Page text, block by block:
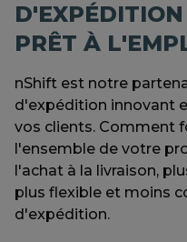
PRÊT À
nShift est notre
d'expédition innovant
vos clients. Comment
l'ensemble de votre
l'achat à la livraison,
plus flexible et moins
d'expédition.